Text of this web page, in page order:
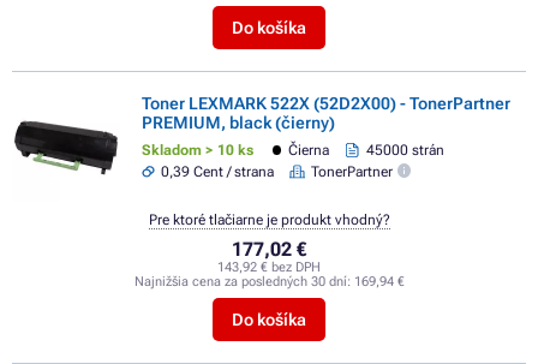
Do košíka
Toner LEXMARK 522X (52D2X00) - TonerPartner
PREMIUM, black (čierny)
Skladom > 10 ks Čierna
45000 strán
0,39 Cent / strana
TonerPartner
177,02 €
143,92 € bez DPH
Najnižšia cena za posledných 30 dní: 169,94 €
Do košíka
Pre ktoré tlačiarne je produkt vhodný?